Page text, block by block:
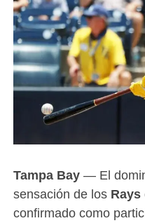
Tampa Bay— El
sensación de los Rays
confirmado como